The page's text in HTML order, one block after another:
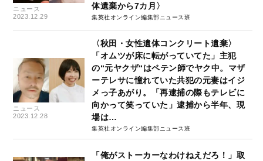
ニュース
2023.12.29
体遺棄から7カ月〉
集英社オンライン編集部ニュース班
ニュース
2023.12.28
〈秋田・女性遺体コンクリート遺棄〉
「オムツが床に転がっていてた」主犯
の“元ヤクザ“はペテン師でヤク中。マザ
ーテレサに憧れていた共犯の元妻はイジ
メっ子あがり。「再逮捕の際もテレビに
向かって笑っていた」逮捕から半年、現
場は…
集英社オンライン編集部ニュース班
「俺がストーカーなわけねえだろ！」取